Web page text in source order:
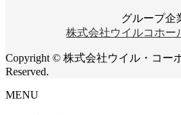
グループ企
株式会社ウイルコホー
Copyright © 株式会社ウイル・コー
Reserved.
MENU